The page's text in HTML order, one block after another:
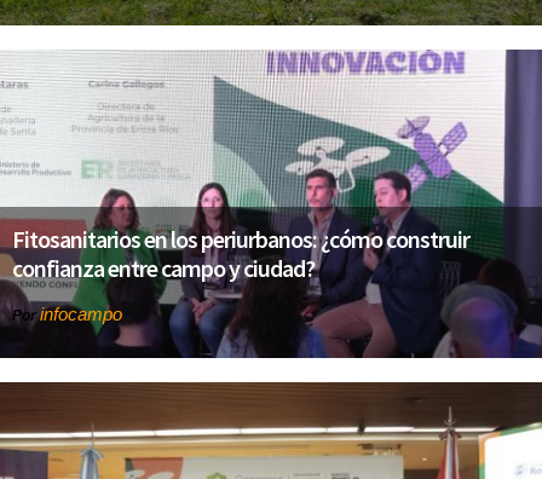
Fitosanitarios en los periurbanos: ¿cómo construir
confianza entre campo y ciudad?
Porinfocampo